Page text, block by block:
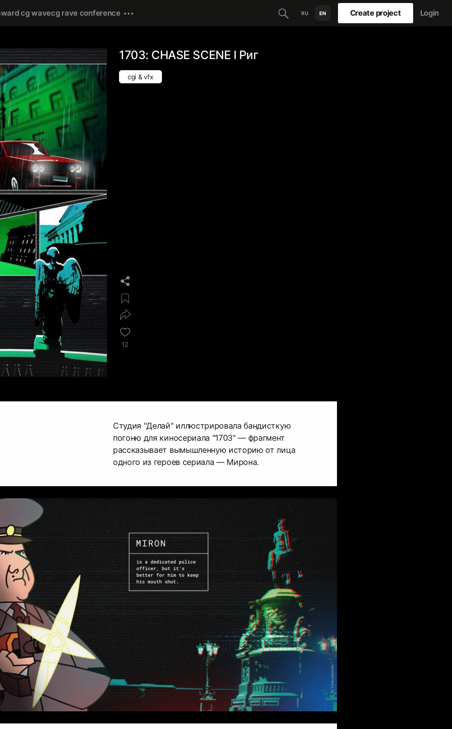
cg wavecg rave conference RU EN Create project Login
1703: CHASE SCENE I Риг
cgi & vfx
12
Студия "Делай" иллюстрировала бандисткую
погоню для киносериала "1703" — фрагмент
рассказывает вымышленную историю от лица
одного из героев сериала — Мирона.